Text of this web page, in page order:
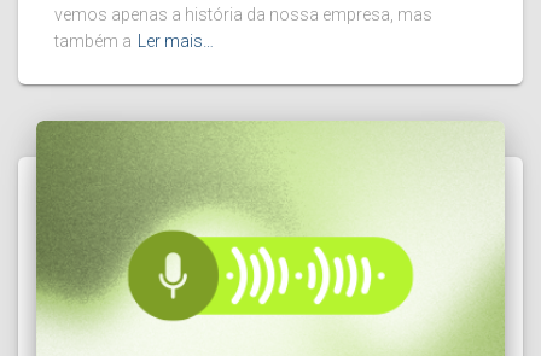
vemos apenas a história da nossa empresa, mas
também a Ler mais…